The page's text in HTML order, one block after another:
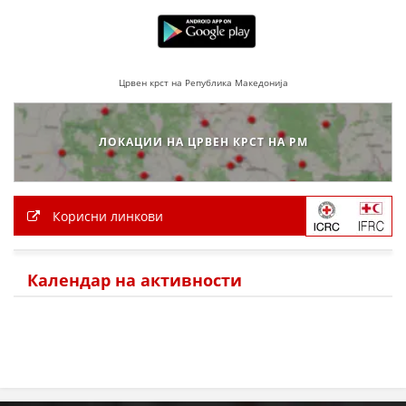
Црвен крст на Република Македонија
ЛОКАЦИИ НА ЦРВЕН КРСТ НА РМ
Корисни линкови
Календар на активности